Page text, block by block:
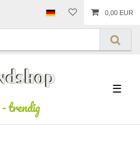
0,00 EUR
-trendig
☰